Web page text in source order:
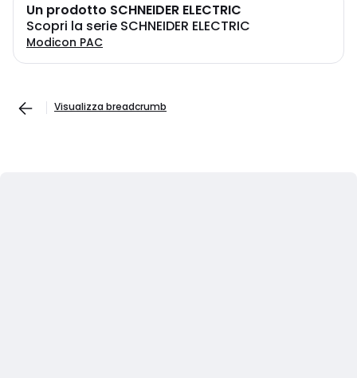
Un prodotto SCHNEIDER ELECTRIC
Scopri la serie SCHNEIDER ELECTRIC
Modicon PAC
Visualizza breadcrumb